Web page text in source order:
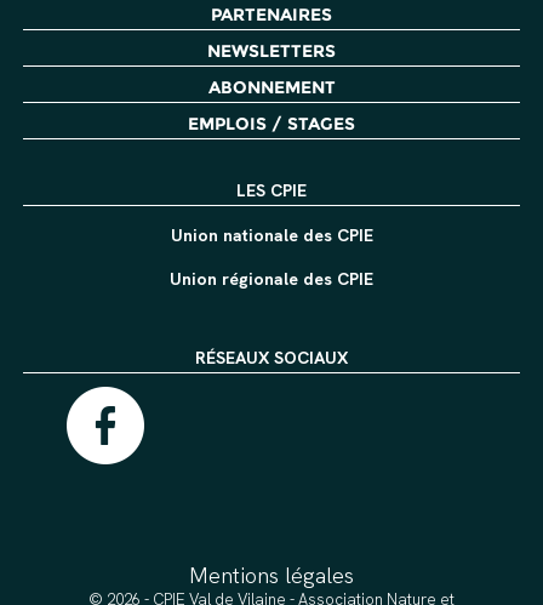
PARTENAIRES
NEWSLETTERS
ABONNEMENT
EMPLOIS / STAGES
LES CPIE
Union nationale des CPIE
Union régionale des CPIE
RÉSEAUX SOCIAUX
Mentions légales
© 2026 - CPIE Val de Vilaine - Association Nature et